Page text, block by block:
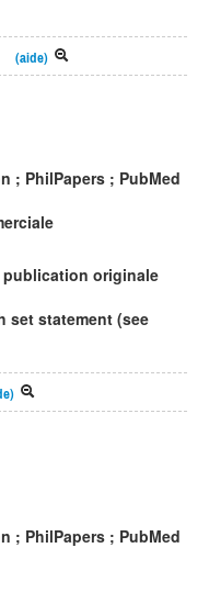
(aide)
; PhilPapers ; PubMed
publication originale
set statement (see
; PhilPapers ; PubMed